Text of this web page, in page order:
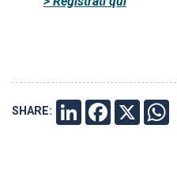
SHARE: LINKEDINFACEBOOK
X